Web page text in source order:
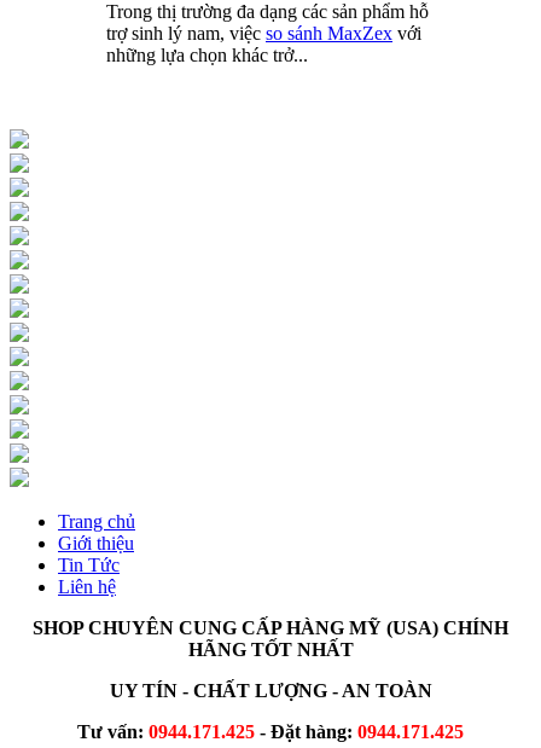
Trong thị trường đa dạng các sản phẩm hỗ
trợ sinh lý nam, việc so sánh MaxZex với
những lựa chọn khác trở...
Trang chủ
Giới thiệu
Tin Tức
Liên hệ
SHOP CHUYÊN CUNG CẤP HÀNG MỸ (USA) CHÍNH
HÃNG TỐT NHẤT
UY TÍN - CHẤT LƯỢNG - AN TOÀN
Tư vấn: 0944.171.425 - Đặt hàng: 0944.171.425